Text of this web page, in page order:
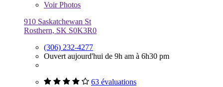
VoirPhotos
910 Saskatchewan St
Rosthern, SK S0K3R0
(306) 232-4277
Ouvert aujourd'hui de 9h am à 6h30 pm
63 évaluations